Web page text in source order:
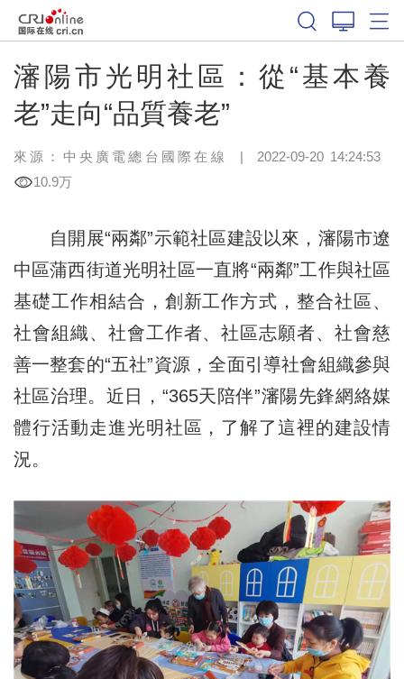
瀋陽市光明社區：從“基本養
老”走向“品質養老”
來源：中央廣電總台國際在線 | 2022-09-20 14:24:53
10.9万
自開展“兩鄰”示範社區建設以來，瀋陽市遼
中區蒲西街道光明社區一直將“兩鄰”工作與社區
基礎工作相結合，創新工作方式，整合社區、
社會組織、社會工作者、社區志願者、社會慈
善一整套的“五社”資源，全面引導社會組織參與
社區治理。近日，“365天陪伴”瀋陽先鋒網絡媒
體行活動走進光明社區，了解了這裡的建設情
況。